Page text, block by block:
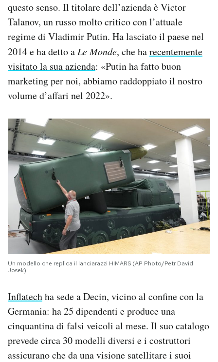
questo senso. Il titolare dell’azienda è Victor
Talanov, un russo molto critico con l’attuale
regime di Vladimir Putin. Ha lasciato il paese nel
2014 e ha detto aLe Monde, che harecentemente
visitato la sua azienda: «Putin ha fatto buon
marketing per noi, abbiamo raddoppiato il nostro
volume d’affari nel 2022».
Un modello che replica il lanciarazzi HIMARS (AP Photo/Petr David
Josek)
Inflatechha sede a Decin, vicino al confine con la
Germania: ha 25 dipendenti e produce una
cinquantina di falsi veicoli al mese. Il suo catalogo
prevede circa 30 modelli diversi e i costruttori
assicurano che da una visione satellitare i suoi